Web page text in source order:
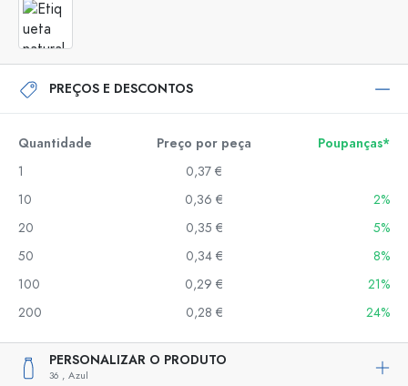
PREÇOS E DESCONTOS
Quantidade Preço por peça
Poupanças*
1
0,37 €
10
0,36 €
2%
20
0,35 €
5%
50
0,34 €
8%
100
0,29 €
21%
200
0,28 € 24%
PERSONALIZAR O PRODUTO
36 , Azul